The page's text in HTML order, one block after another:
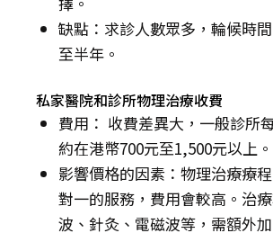
缺點：求診人數眾多，輪候時
至半年。
私家醫院和診所物理治療收費
費用： 收費差異大，一般診所
約在港幣700元至1,500元以上。
影響價格的因素：物理治療療
對一的服務，費用會較高。治
波、針灸、電磁波等，需額外